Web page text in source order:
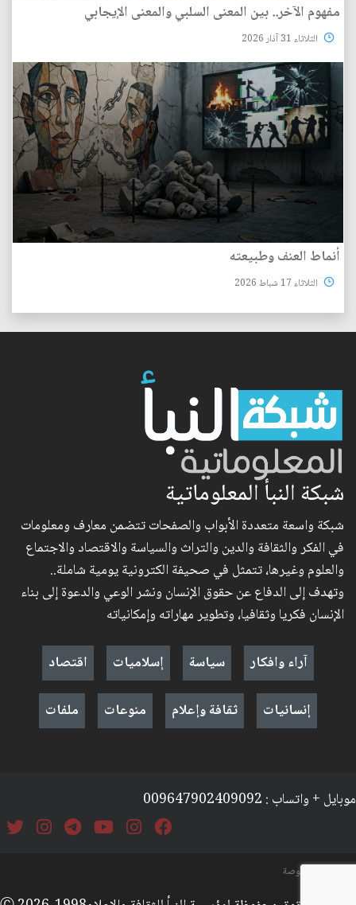
مفهوم الآخر.. بين المعنى السلبي والمعنى الإيجابي
الثلاثاء 31 آذار 2026
أنماط العنف وطبيعته
الثلاثاء 17 شباط 2026
شبكة النبأ المعلوماتية
شبكة واسعة متعددة الأبواب والصفحات تتضمن معارف ومعلومات
في الفكر والثقافة والدين والتراث والسياسة والاقتصاد والاجتماع
والعلوم وغيرها، تتمثل في صحيفة الكترونية يومية شاملة..
وتهدف إلى الدفاع عن حقوق الإنسان ونشر الوعي والدعوة إلى بناء
الإنسان فكريا وثقافيا، وتطوير مهاراته وإمكانياته
آراء وافكار
سياسة إسلاميات
اقتصاد
إنسانيات
ثقافة وإعلام منوعات ملفات
موبايل + واتساب : 009647902409092
السياسة والخصوصة